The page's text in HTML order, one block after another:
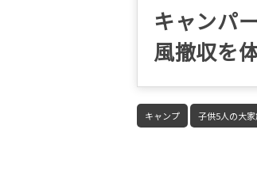
キャンパ
風撤収を
キャンプ 子供5人の大